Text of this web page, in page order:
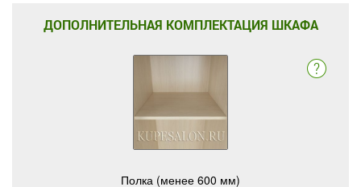
ДОПОЛНИТЕЛЬНАЯ КОМПЛЕКТАЦИЯ ШКАФА
Полка (менее 600 мм)